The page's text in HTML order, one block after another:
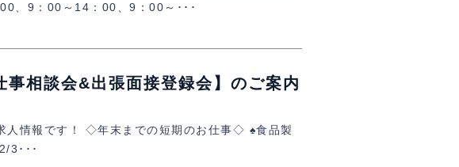
、9：00～14：00、9：00～･･･
相談会&出張面接登録会】のご案内
人情報です！ ◇年末までの短期のお仕事◇ ♠食品製
3･･･